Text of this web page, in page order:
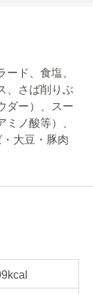
ド、食塩、
、さば削りぶ
ダー）、スー
ノ酸等）、
大豆・豚肉